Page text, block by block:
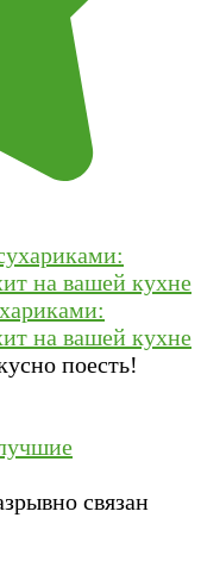
на вашей кухне
поесть!
связан